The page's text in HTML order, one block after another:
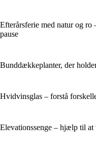
Efterårsferie med natur og ro
pause
Bunddækkeplanter, der
Hvidvinsglas – forstå
Elevationssenge – hjælp til